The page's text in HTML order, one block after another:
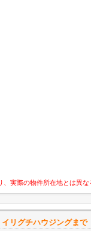
実際の物件所在地とは異な
リグチハウジングまで